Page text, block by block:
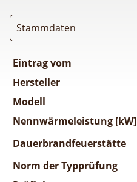
Stammdaten
Eintrag vom
Hersteller
Modell
Nennwärmeleistung [kW]
Dauerbrandfeuerstätte
Norm der Typprüfung